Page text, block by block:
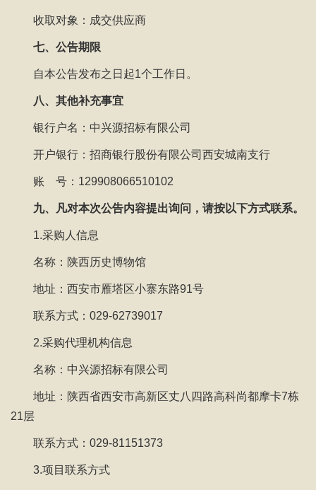
收取对象：成交供应商
七、公告期限
自本公告发布之日起1个工作日。
八、其他补充事宜
银行户名：中兴源招标有限公司
开户银行：招商银行股份有限公司西安城南支行
账 号：129908066510102
九、凡对本次公告内容提出询问，请按以下方式联系。
1.采购人信息
名称：陕西历史博物馆
地址：西安市雁塔区小寨东路91号
联系方式：029-62739017
2.采购代理机构信息
名称：中兴源招标有限公司
地址：陕西省西安市高新区丈八四路高科尚都摩卡7栋
21层
联系方式：029-81151373
3.项目联系方式